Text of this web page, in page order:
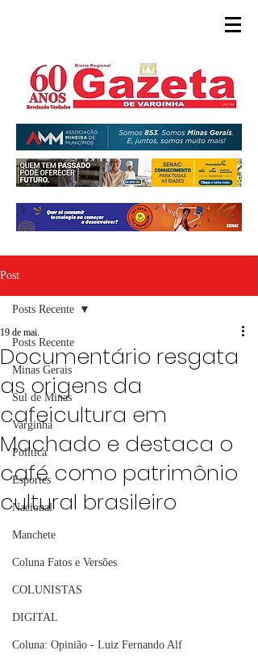
Post
Posts Recente
Minas Gerais
Sul de Minas
Varginha
Política
Esportes
Nacional
Manchete
Coluna Fatos e Versões
COLUNISTAS
DIGITAL
Coluna: Opinião - Luiz Fernando Alf
Posts Recente
Documentário resgata
as origens da
cafeicultura em
Machado e destaca o
café como patrimônio
cultural brasileiro
19 de mai.